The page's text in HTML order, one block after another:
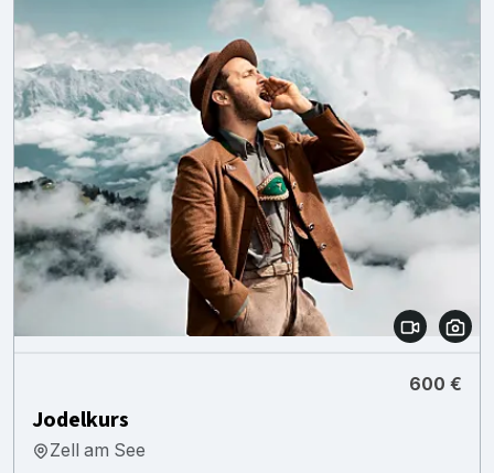
600 €
Jodelkurs
Zell am See